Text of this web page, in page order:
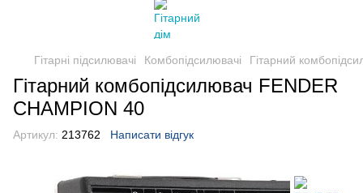
Гітарні підсилювачі Комбопідсилювачі Гітарний
Гітарний комбопідсилювач FENDER
CHAMPION 40
Артикул: 213762 Написати відгук